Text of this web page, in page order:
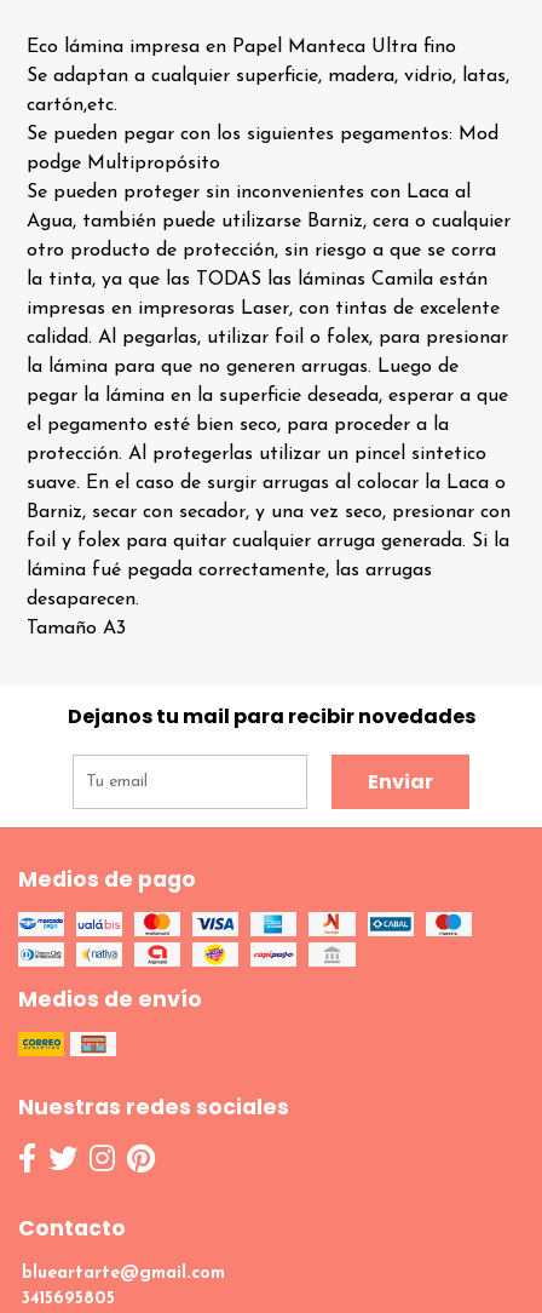
Eco lámina impresa en Papel Manteca Ultra fino
Se adaptan a cualquier superficie, madera, vidrio, latas,
cartón,etc.
Se pueden pegar con los siguientes pegamentos: Mod
podge Multipropósito
Se pueden proteger sin inconvenientes con Laca al
Agua, también puede utilizarse Barniz, cera o cualquier
otro producto de protección, sin riesgo a que se corra
la tinta, ya que las TODAS las láminas Camila están
impresas en impresoras Laser, con tintas de excelente
calidad. Al pegarlas, utilizar foil o folex, para presionar
la lámina para que no generen arrugas. Luego de
pegar la lámina en la superficie deseada, esperar a que
el pegamento esté bien seco, para proceder a la
protección. Al protegerlas utilizar un pincel sintetico
suave. En el caso de surgir arrugas al colocar la Laca o
Barniz, secar con secador, y una vez seco, presionar con
foil y folex para quitar cualquier arruga generada. Si la
lámina fué pegada correctamente, las arrugas
desaparecen.
Tamaño A3
Dejanos tu mail para recibir novedades
Enviar
Medios de pago
Medios de envío
Nuestras redes sociales
Contacto
blueartarte@gmail.com
3415695805